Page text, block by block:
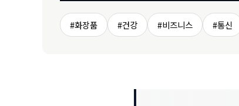
#화장품 #건강 #비즈니스 #통신